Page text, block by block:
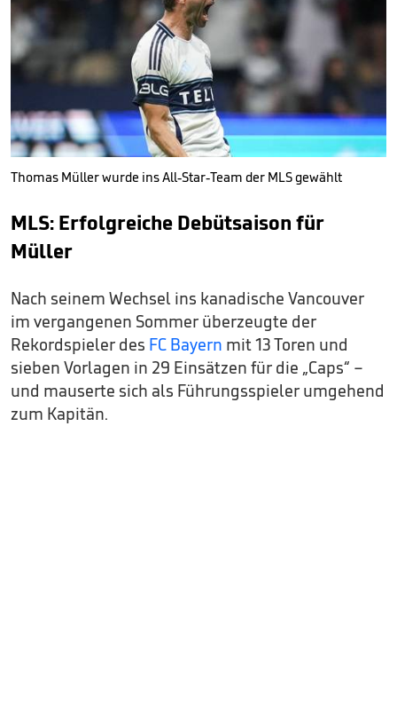
Thomas Müller wurde ins All-Star-Team der MLS gewählt
MLS: Erfolgreiche Debütsaison für
Müller
Nach seinem Wechsel ins kanadische Vancouver
im vergangenen Sommer überzeugte der
Rekordspieler des FC Bayern mit 13 Toren und
sieben Vorlagen in 29 Einsätzen für die „Caps“ –
und mauserte sich als Führungsspieler umgehend
zum Kapitän.